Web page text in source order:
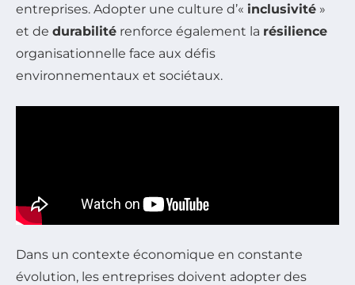
entreprises. Adopter une culture d’« inclusivité »
et de durabilité renforce également la résilience
organisationnelle face aux défis
environnementaux et sociétaux.
Dans un contexte économique en constante
évolution, les entreprises doivent adopter des